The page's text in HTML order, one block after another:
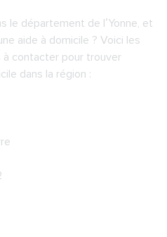
le département de l’Yonne, et
aide à domicile ? Voici les
contacter pour trouver
dans la région :